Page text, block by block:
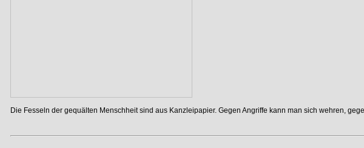
Die Fesseln der gequälten Menschheit sind aus Kanzleipapier. Gegen Angriffe kann man sich wehren,